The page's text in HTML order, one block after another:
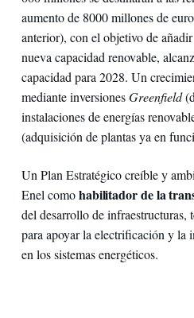
aumento de 8000 millones de
anterior), con el objetivo de
nueva capacidad renovable,
capacidad para 2028. Un
mediante inversionesGreenfield
instalaciones de energías
(adquisición de plantas ya en
Un Plan Estratégico creíble y
Enel comohabilitador de la
del desarrollo de infraestructuras,
para apoyar la electrificación y la
en los sistemas energéticos.